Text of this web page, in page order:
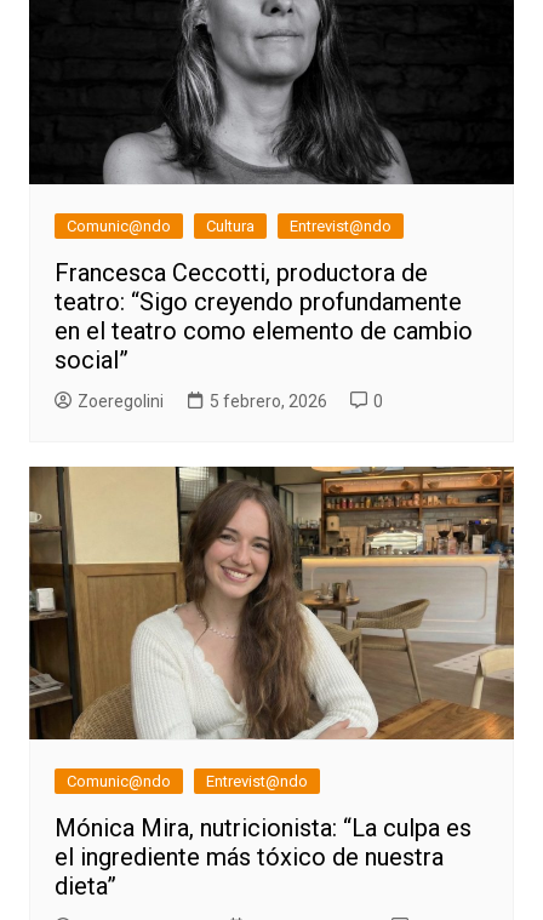
Comunic@ndo Cultura Entrevist@ndo
Francesca Ceccotti, productora de
teatro: “Sigo creyendo profundamente
en el teatro como elemento de cambio
social”
Zoeregolini 5 febrero, 2026 0
Comunic@ndo Entrevist@ndo
Mónica Mira, nutricionista: “La culpa es
el ingrediente más tóxico de nuestra
dieta”